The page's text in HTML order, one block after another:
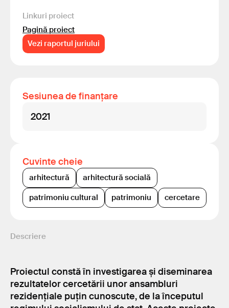
Linkuri proiect
Pagină proiect
Vezi raportul juriului
Sesiunea de finanțare
2021
Cuvinte cheie
arhitectură
arhitectură socială
patrimoniu cultural
patrimoniu cercetare
Descriere
Proiectul constă în investigarea și diseminarea
rezultatelor cercetării unor ansambluri
rezidențiale puțin cunoscute, de la începutul